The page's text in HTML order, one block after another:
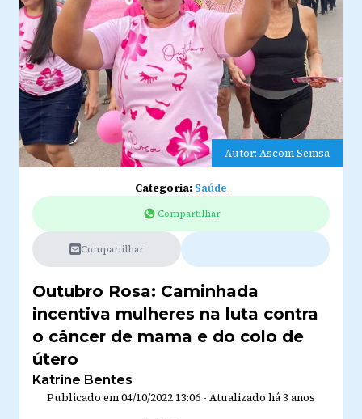
Autor: Ascom Semsa
Categoria: Saúde
Compartilhar
Compartilhar
Outubro Rosa: Caminhada
incentiva mulheres na luta contra
o câncer de mama e do colo de
útero
Katrine Bentes
Publicado em04/10/2022 13:06 - Atualizado há 3 anos